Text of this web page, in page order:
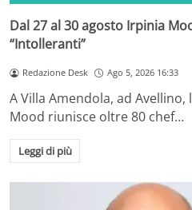
Dal 27 al 30 agosto Irpinia
“Intolleranti”
Redazione Desk Ago 5, 2026 16:33
A Villa Amendola, ad
Mood riunisce oltre 80 chef…
Leggi di più